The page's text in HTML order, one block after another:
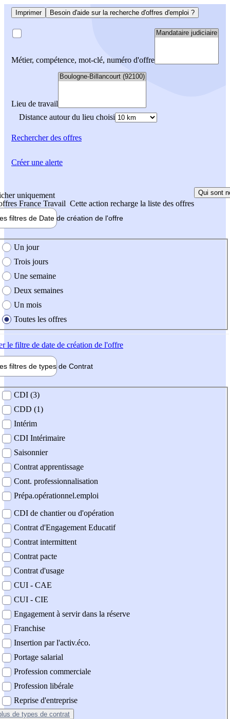
Imprimer Besoin d'aide sur la recherche d'offres d'emploi ?
Métier, compétence, mot-clé, numéro d'offre
Lieu de travail
Distance autour du lieu choisi
Rechercherdes offres
uniquement
France Travail Cette action recharge la liste des offres
Qui sont
filtres de Date de création de l'offre
création de l'offre
Un jour
Trois jours
Une semaine
Deux semaines
Un mois
Toutes les offres
le filtre de date de création de l'offre
filtres de types de Contrat
contrat
CDI (3)
CDD (1)
Intérim
CDI Intérimaire
Saisonnier
Contrat apprentissage
Cont. professionnalisation
Prépa.opérationnel.emploi
CDI de chantier ou d'opération
Contrat d'Engagement Educatif
Contrat intermittent
Contrat pacte
Contrat d'usage
CUI - CAE
CUI - CIE
Engagement à servir dans la réserve
Franchise
Insertion par l'activ.éco.
Portage salarial
Profession commerciale
Profession libérale
Reprise d'entreprise
de types de contrat
Créer une alerte